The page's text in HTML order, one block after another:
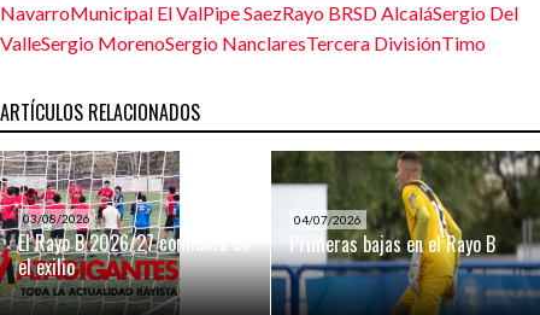
NavarroMunicipal El ValPipe SaezRayo BRSD AlcaláSergio Del
ValleSergio MorenoSergio NanclaresTercera DivisiónTimo
ARTÍCULOS RELACIONADOS
03/08/2026
El Rayo B 2026/27 comienza en
el exilio
04/07/2026
Primeras bajas en el Rayo B